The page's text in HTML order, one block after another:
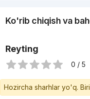
Ko'rib chiqish va
Reyting
0 / 5
Hozircha sharhlar yo'q.